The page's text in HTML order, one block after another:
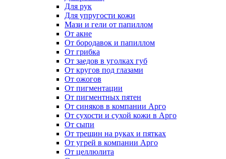
Для рук
Для упругости кожи
Мази и гели от папиллом
От акне
От бородавок и папиллом
От грибка
От заедов в уголках губ
От кругов под глазами
От ожогов
От пигментации
От пигментных пятен
От синяков в компании Арго
От сухости и сухой кожи в Арго
От сыпи
От трещин на руках и пятках
От угрей в компании Арго
От целлюлита